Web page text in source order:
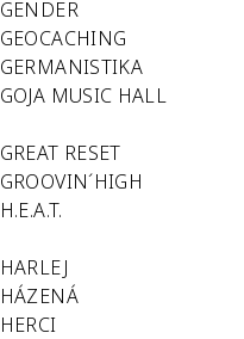
GENDER
GEOCACHING
GERMANISTIKA
GOJA MUSIC HALL
GREAT RESET
GROOVIN´HIGH
H.E.A.T.
HARLEJ
HÁZENÁ
HERCI